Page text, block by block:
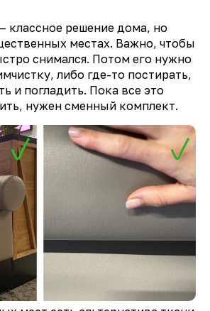
классное решение дома, но
местах. Важно, чтобы
снимался. Потом его нужно
либо где-то постирать,
и погладить. Пока все это
нужен сменный комплект.